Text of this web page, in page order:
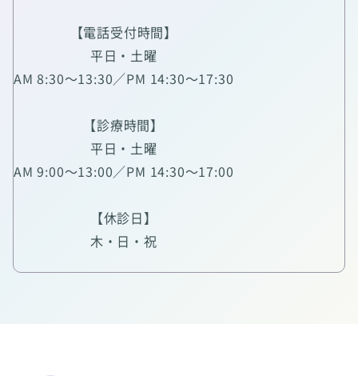
【電話受付時間】
平日・土曜
AM 8:30～13:30／PM 14:30～17:30
【診療時間】
平日・土曜
AM 9:00～13:00／PM 14:30～17:00
【休診日】
木・日・祝